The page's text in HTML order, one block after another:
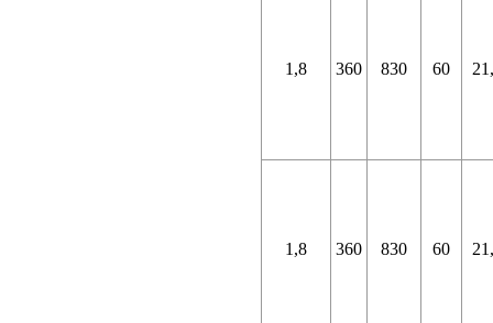
1,8 360 830 60
1,8 360 830 60